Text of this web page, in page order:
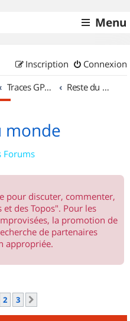
Menu
Connexion
Inscription
Traces GPS de randos VTT Reste du monde
monde
Forums
pour discuter, commenter,
des Topos". Pour les
la promotion de
de partenaires
appropriée.
2 3